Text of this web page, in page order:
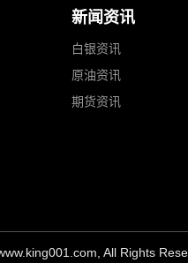
新闻资讯
白银资讯
原油资讯
期货资讯
All Rights